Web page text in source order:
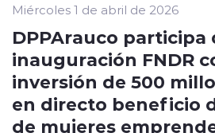
Miércoles 1 de abril de 2026
DPPArauco participa
inauguración FNDR
inversión de 500
en directo beneficio
de mujeres